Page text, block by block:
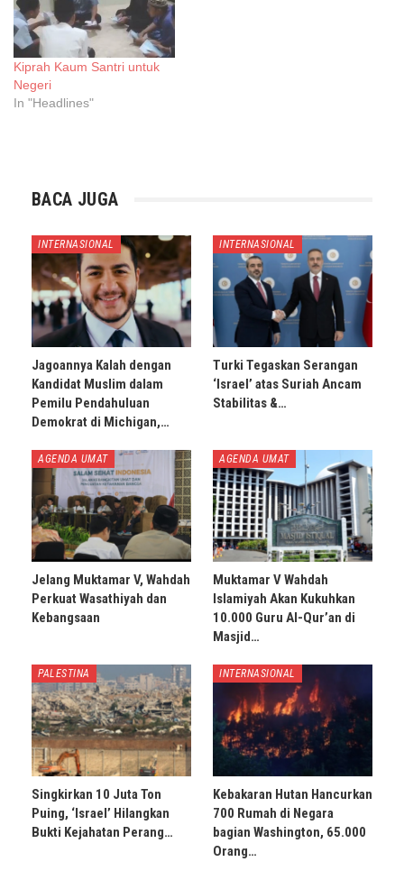
Kiprah Kaum Santri untuk
Negeri
In "Headlines"
BACA JUGA
INTERNASIONAL
Jagoannya Kalah dengan
Kandidat Muslim dalam
Pemilu Pendahuluan
Demokrat di Michigan,…
INTERNASIONAL
Turki Tegaskan Serangan
‘Israel’ atas Suriah Ancam
Stabilitas &…
AGENDA UMAT
Jelang Muktamar V, Wahdah
Perkuat Wasathiyah dan
Kebangsaan
AGENDA UMAT
Muktamar V Wahdah
Islamiyah Akan Kukuhkan
10.000 Guru Al-Qur’an di
Masjid…
PALESTINA
Singkirkan 10 Juta Ton
Puing, ‘Israel’ Hilangkan
Bukti Kejahatan Perang…
INTERNASIONAL
Kebakaran Hutan Hancurkan
700 Rumah di Negara
bagian Washington, 65.000
Orang…